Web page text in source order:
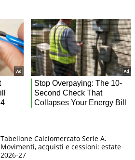
Tabellone Calciomercato Serie A.
Movimenti, acquisti e cessioni: estate
2026-27